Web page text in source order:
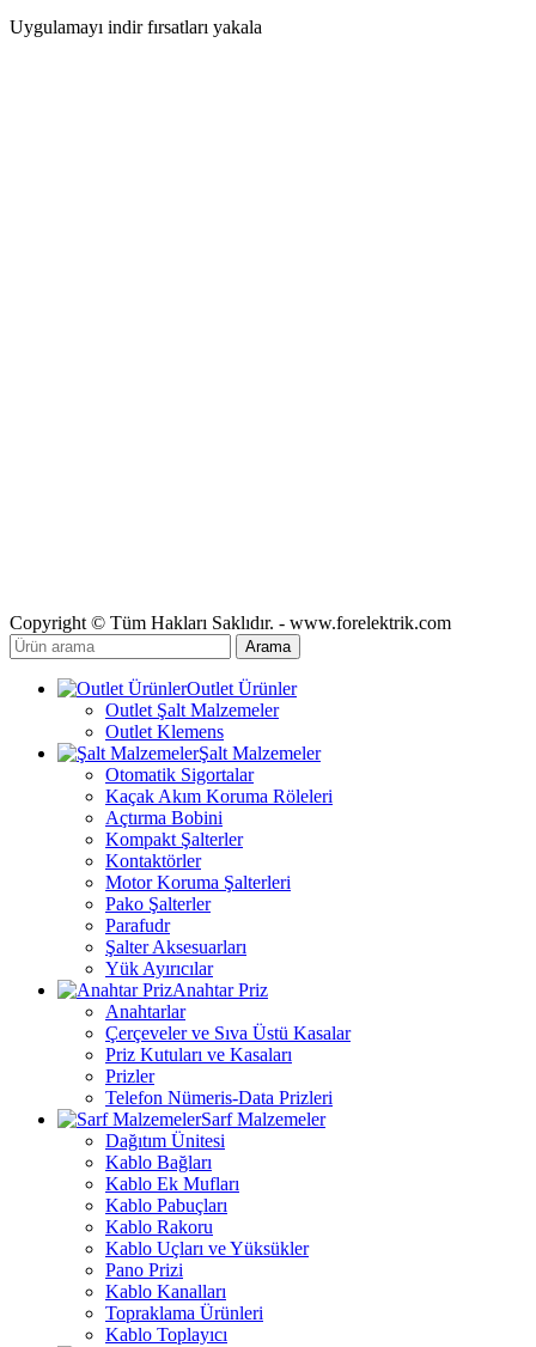
Uygulamayı indir fırsatları yakala
Copyright © Tüm Hakları Saklıdır. - www.forelektrik.com
Arama
Outlet Ürünler
Outlet Şalt Malzemeler
Outlet Klemens
Şalt Malzemeler
Otomatik Sigortalar
Kaçak Akım Koruma Röleleri
Açtırma Bobini
Kompakt Şalterler
Kontaktörler
Motor Koruma Şalterleri
Pako Şalterler
Parafudr
Şalter Aksesuarları
Yük Ayırıcılar
Anahtar Priz
Anahtarlar
Çerçeveler ve Sıva Üstü Kasalar
Priz Kutuları ve Kasaları
Prizler
Telefon Nümeris-Data Prizleri
Sarf Malzemeler
Dağıtım Ünitesi
Kablo Bağları
Kablo Ek Mufları
Kablo Pabuçları
Kablo Rakoru
Kablo Uçları ve Yüksükler
Pano Prizi
Kablo Kanalları
Topraklama Ürünleri
Kablo Toplayıcı